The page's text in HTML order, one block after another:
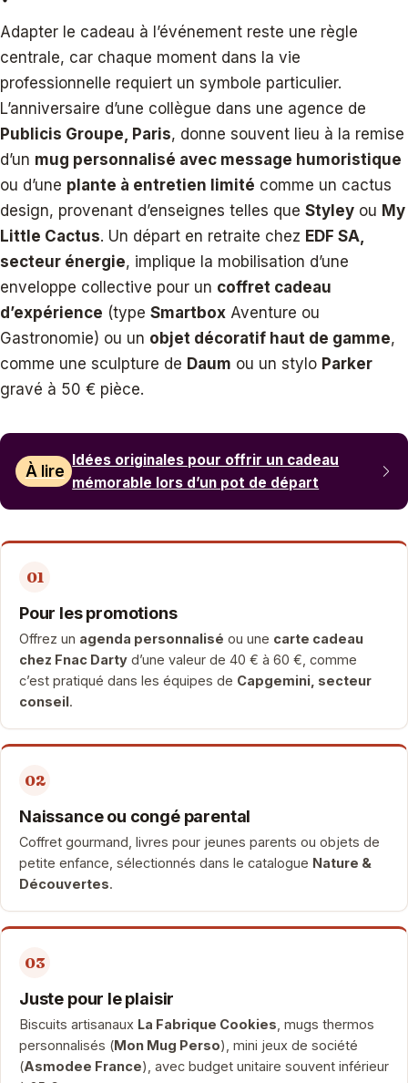
Adapter le cadeau à l’événement reste une règle
centrale, car chaque moment dans la vie
professionnelle requiert un symbole particulier.
L’anniversaire d’une collègue dans une agence de
Publicis Groupe, Paris, donne souvent lieu à la remise
d’un mug personnalisé avec message humoristique
ou d’une plante à entretien limité comme un cactus
design, provenant d’enseignes telles que Styley ou My
Little Cactus. Un départ en retraite chez EDF SA,
secteur énergie, implique la mobilisation d’une
enveloppe collective pour un coffret cadeau
d’expérience (type Smartbox Aventure ou
Gastronomie) ou un objet décoratif haut de gamme,
comme une sculpture de Daum ou un stylo Parker
gravé à 50 € pièce.
À lire
Idées originales pour offrir un cadeau
mémorable lors d’un pot de départ
01
Pour les promotions
Offrez un agenda personnalisé ou une carte cadeau
chez Fnac Darty d’une valeur de 40 € à 60 €, comme
c’est pratiqué dans les équipes de Capgemini, secteur
conseil.
02
Naissance ou congé parental
Coffret gourmand, livres pour jeunes parents ou objets de
petite enfance, sélectionnés dans le catalogue Nature &
Découvertes.
03
Juste pour le plaisir
Biscuits artisanaux La Fabrique Cookies , mugs thermos
personnalisés (Mon Mug Perso), mini jeux de société
(Asmodee France), avec budget unitaire souvent inférieur